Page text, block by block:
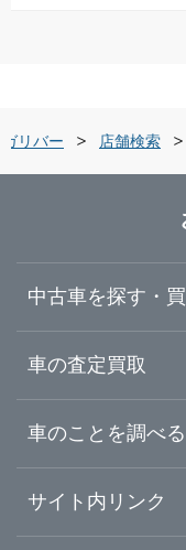
ガリバー車検 うる
ガリバー329南風原
沖縄・読谷・うるま
宜野湾・浦添
大分県
宮崎県
鹿児島県
リバー 店舗検索
中古車を探す・買
中古車情報・中古車
初めての中古車購
車の査定買取
車査定・車買取なら
ガリバーの査定が
車のことを調べる
車初心者まとめ
サイト内リンク